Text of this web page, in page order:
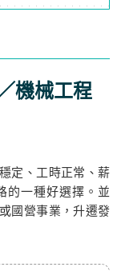
機械工程
定、工時正常、薪
的一種好選擇。並
國營事業，升遷發